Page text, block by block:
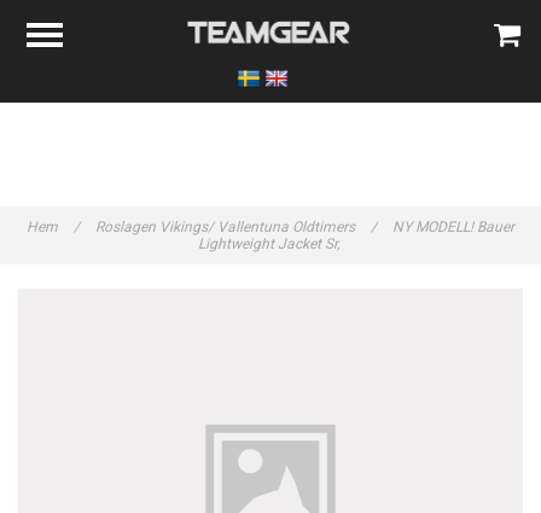
Hem / Roslagen Vikings/ Vallentuna Oldtimers /
NY MODELL! Bauer
Lightweight Jacket Sr,